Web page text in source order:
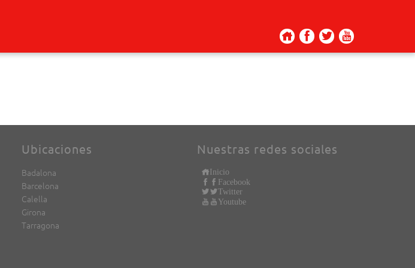
Ubicaciones
Badalona
Barcelona
Calella
Girona
Tarragona
Nuestras redes sociales
Inicio
Facebook
Twitter
Youtube